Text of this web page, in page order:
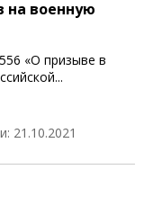
на военную
«О призыве в
...
21.10.2021